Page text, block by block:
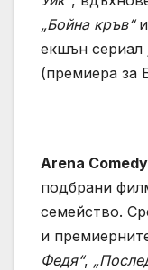
„Бойна кръв“и
екшън сериал
(премиера за
Arena Comedy
подбрани
семейство.
и
Федя“,